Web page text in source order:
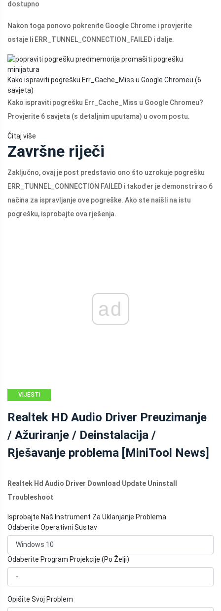
Nakon toga ponovo pokrenite Google Chrome i provjerite
ostaje li ERR_TUNNEL_CONNECTION_FAILED i dalje.
Kako ispraviti pogrešku Err_Cache_Miss u Google Chromeu (6
savjeta)
Kako ispraviti pogrešku Err_Cache_Miss u Google Chromeu?
Provjerite 6 savjeta (s detaljnim uputama) u ovom postu.
Čitaj više
Završne riječi
Zaključno, ovaj je post predstavio ono što uzrokuje pogrešku
ERR_TUNNEL_CONNECTION FAILED i također je demonstrirao 6
načina za ispravljanje ove pogreške. Ako ste naišli na istu
pogrešku, isprobajte ova rješenja.
ad
VIJESTI
Realtek HD Audio Driver Preuzimanje
/ Ažuriranje / Deinstalacija /
Rješavanje problema [MiniTool News]
Realtek Hd Audio Driver Download Update Uninstall
Troubleshoot
Isprobajte Naš Instrument Za Uklanjanje Problema
Odaberite Operativni Sustav
Odaberite Program Projekcije (Po Želji)
Opišite Svoj Problem